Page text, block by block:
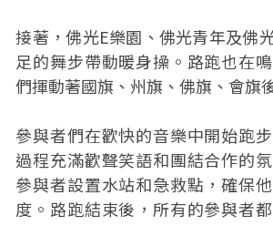
接著，佛光E樂園、佛光青年及佛
足的舞步帶動暖身操。路跑也在
們揮動著國旗、州旗、佛旗、會旗
參與者們在歡快的音樂中開始跑
過程充滿歡聲笑語和團結合作的
參與者設置水站和急救點，確保
度。路跑結束後，所有的參與者